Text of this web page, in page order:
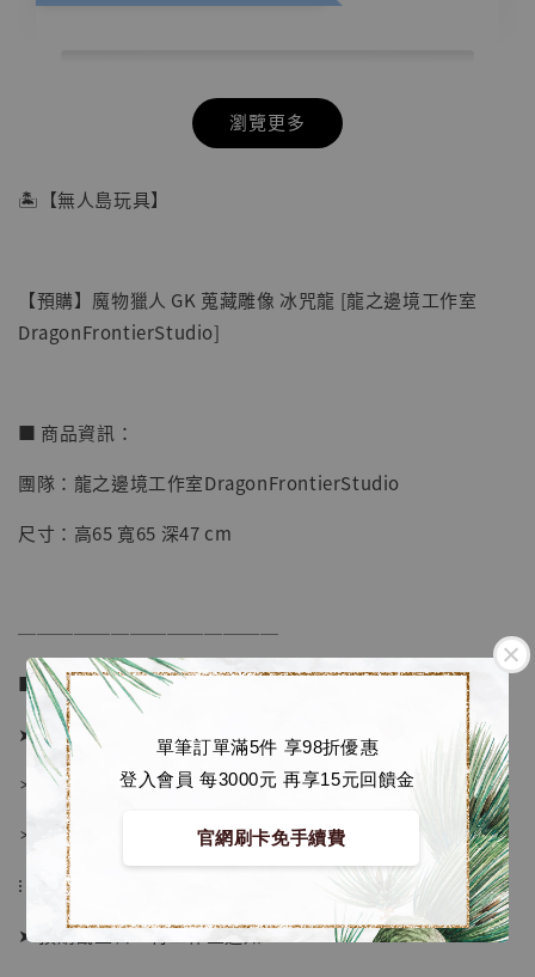
單筆訂單滿5件 享98折優惠
登入會員 每3000元 再享15元回饋金
官網刷卡免手續費
【店內現貨】七龍珠 系列蒐藏雕像 悟空 鳥山
明紀念款 [奇蹟工作室]
加入購物車
加購優惠【海賊王 布魯克達摩 [7STARS Studio]】
瀏覽更多
🏝【無人島玩具】
【預購】魔物獵人 GK 蒐藏雕像 冰咒龍 [龍之邊境工作室
DragonFrontierStudio]
■ 商品資訊：
團隊：龍之邊境工作室DragonFrontierStudio
尺寸：高65 寬65 深47 cm
──────────────
■ 販售資訊 (NT$)：
➤ 價格 21680元 (訂金9180)
＊ 國際運費另計
＊ 刷卡免手續費
⁝
➤ 預購截止日：待工作室通知